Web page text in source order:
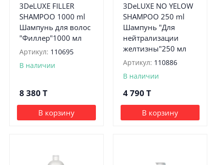
3DeLUXE FILLER
SHAMPOO 1000 ml
Шампунь для волос
"Филлер"1000 мл
Артикул: 110695
В наличии
8 380 T
В корзину
3DeLUXE NO YELOW
SHAMPOO 250 ml
Шампунь "Для
нейтрализации
желтизны"250 мл
Артикул: 110886
В наличии
4 790 T
В корзину